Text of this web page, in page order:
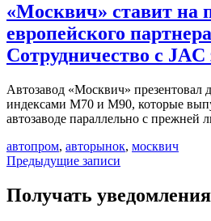
«Москвич» ставит на
европейского
Сотрудничество с
Автозавод «Москвич» презентовал
индексами М70 и М90, которые
автозаводе параллельно с прежней
автопром, авторынок, москвич
Навигация
по
записям
Предыдущие записи
Получать